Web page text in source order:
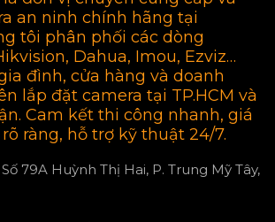
an ninh chính hãng tại
tôi phân phối các dòng
Dahua, Imou, Ezviz…
đình, cửa hàng và doanh
lắp đặt camera tại TP.HCM và
Cam kết thi công nhanh, giá
ràng, hỗ trợ kỹ thuật 24/7.
Số 79A Huỳnh Thị Hai, P. Trung Mỹ Tây,